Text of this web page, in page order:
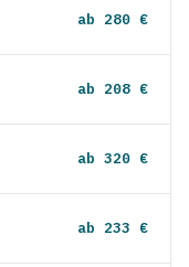
ab 280 €
ab 208 €
ab 320 €
ab 233 €